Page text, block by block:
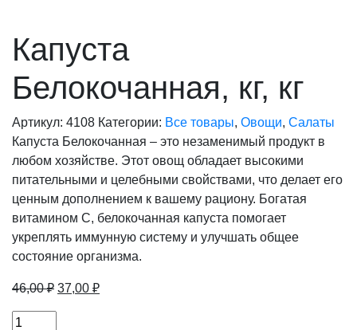
Капуста
Белокочанная, кг, кг
Артикул: 4108 Категории: Все товары, Овощи, Салаты
Капуста Белокочанная – это незаменимый продукт в
любом хозяйстве. Этот овощ обладает высокими
питательными и целебными свойствами, что делает его
ценным дополнением к вашему рациону. Богатая
витамином C, белокочанная капуста помогает
укреплять иммунную систему и улучшать общее
состояние организма.
46,00₽ Первоначальная
37,00 ₽Текущая
Капуста